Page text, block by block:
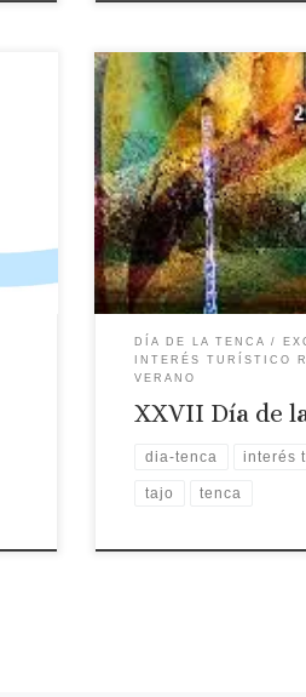
Fecha: 29 de agosto
recomendada: Ruta de
DÍA DE LA TENCA
INTERÉS TURÍSTICO
VERANO
XXVII Día de
dia-tenca interés
tajo tenca